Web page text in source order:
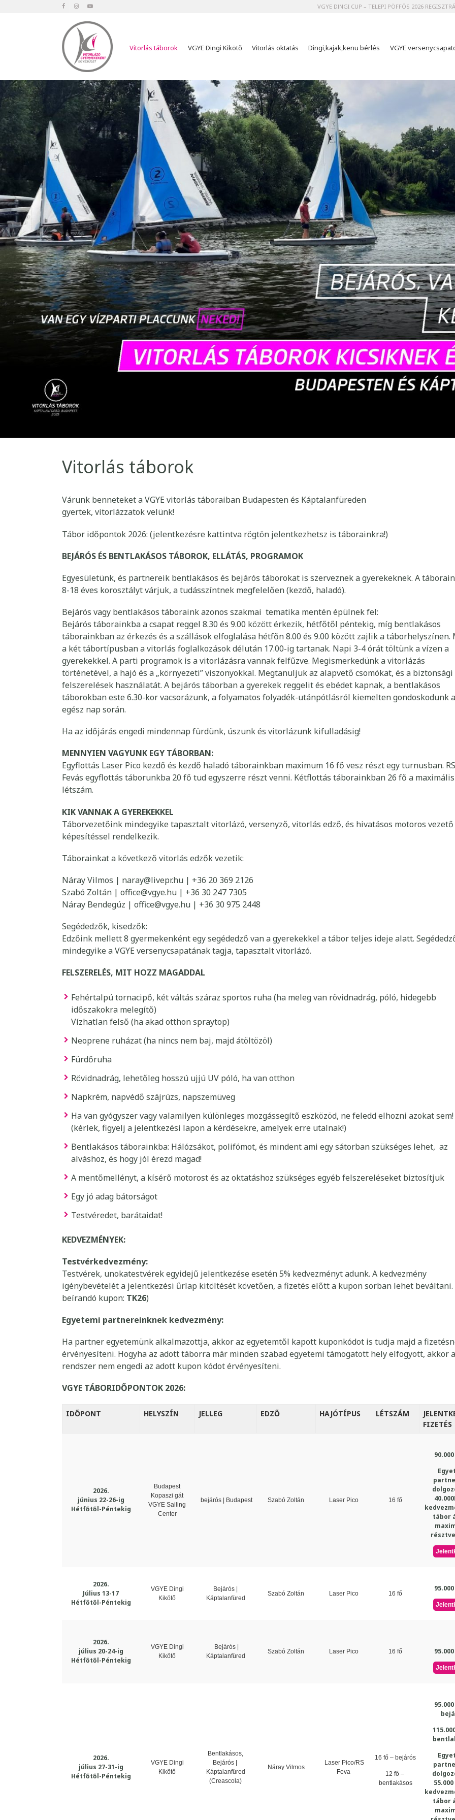
VGYE DINGI CUP – TELEPI PÖFFÖS 2026
Vitorlás táborok VGYE Dingi Kikötő Vitorlás oktatás Dingi,kajak,kenu bérlés VGYE
Vitorlás táborok
Várunk benneteket a VGYE vitorlás táboraiban Budapesten és Káptalanfüreden
gyertek, vitorlázzatok velünk!
Tábor időpontok 2026: (jelentkezésre kattintva rögtön jelentkezhetsz is táborainkra!)
BEJÁRÓS ÉS BENTLAKÁSOS TÁBOROK, ELLÁTÁS, PROGRAMOK
Egyesületünk, és partnereik bentlakásos és bejárós táborokat is szerveznek a gyerekeknek. A
8-18 éves korosztályt várjuk, a tudásszíntnek megfelelően (kezdő, haladó).
Bejárós vagy bentlakásos táboraink azonos szakmai tematika mentén épülnek fel:
Bejárós táborainkba a csapat reggel 8.30 és 9.00 között érkezik, hétfőtől péntekig, míg bentlakásos
táborainkban az érkezés és a szállások elfoglalása hétfőn 8.00 és 9.00 között zajlik a táborhelyszínen.
a két tábortípusban a vitorlás foglalkozások délután 17.00-ig tartanak. Napi 3-4 órát töltünk a vízen a
gyerekekkel. A parti programok is a vitorlázásra vannak felfűzve. Megismerkedünk a vitorlázás
történetével, a hajó és a „környezeti” viszonyokkal. Megtanuljuk az alapvető csomókat, és a biztonsági
felszerelések használatát. A bejárós táborban a gyerekek reggelit és ebédet kapnak, a bentlakásos
táborokban este 6.30-kor vacsorázunk, a folyamatos folyadék-utánpótlásról kiemelten gondoskodunk
egész nap során.
Ha az időjárás engedi mindennap fürdünk, úszunk és vitorlázunk kifulladásig!
MENNYIEN VAGYUNK EGY TÁBORBAN:
Egyflottás Laser Pico kezdő és kezdő haladó táborainkban maximum 16 fő vesz részt egy turnusban. RS
Fevás egyflottás táborunkba 20 fő tud egyszerre részt venni. Kétflottás táborainkban 26 fő a maximális
létszám.
KIK VANNAK A GYEREKEKKEL
Táborvezetőink mindegyike tapasztalt vitorlázó, versenyző, vitorlás edző, és hivatásos motoros vezető
képesítéssel rendelkezik.
Táborainkat a következő vitorlás edzők vezetik:
Náray Vilmos | naray@livepr.hu | +36 20 369 2126
Szabó Zoltán | office@vgye.hu | +36 30 247 7305
Náray Bendegúz | office@vgye.hu | +36 30 975 2448
Segédedzők, kisedzők:
Edzőink mellett 8 gyermekenként egy segédedző van a gyerekekkel a tábor teljes ideje alatt.
mindegyike a VGYE versenycsapatának tagja, tapasztalt vitorlázó.
FELSZERELÉS, MIT HOZZ MAGADDAL
Fehértalpú tornacipő, két váltás száraz sportos ruha (ha meleg van rövidnadrág, póló, hidegebb
időszakokra melegítő)
Vízhatlan felső (ha akad otthon spraytop)
Neoprene ruházat (ha nincs nem baj, majd átöltözöl)
Fürdőruha
Rövidnadrág, lehetőleg hosszú ujjú UV póló, ha van otthon
Napkrém, napvédő szájrúzs, napszemüveg
Ha van gyógyszer vagy valamilyen különleges mozgássegítő eszközöd, ne feledd elhozni azokat sem!
(kérlek, figyelj a jelentkezési lapon a kérdésekre, amelyek erre utalnak!)
Bentlakásos táborainkba: Hálózsákot, polifómot, és mindent ami egy sátorban szükséges lehet, az
alváshoz, és hogy jól érezd magad!
A mentőmellényt, a kísérő motorost és az oktatáshoz szükséges egyéb felszereléseket biztosítjuk
Egy jó adag bátorságot
Testvéredet, barátaidat!
KEDVEZMÉNYEK:
Testvérkedvezmény:
Testvérek, unokatestvérek egyidejű jelentkezése esetén 5% kedvezményt adunk. A kedvezmény
igénybevételét a jelentkezési űrlap kitöltését követően, a fizetés előtt a kupon sorban lehet beváltani.
beírandó kupon: TK26)
Egyetemi partnereinknek kedvezmény:
Ha partner egyetemünk alkalmazottja, akkor az egyetemtől kapott kuponkódot is tudja majd a
érvényesíteni. Hogyha az adott táborra már minden szabad egyetemi támogatott hely elfogyott, akkor a
rendszer nem engedi az adott kupon kódot érvényesíteni.
VGYE TÁBORIDŐPONTOK 2026:
IDŐPONT HELYSZÍN JELLEG EDZŐ HAJÓTÍPUS LÉTSZÁM
FIZETÉS
2026.
június 22-26-ig
Hétfőtől-Péntekig
Budapest
Kopaszi gát
VGYE Sailing
Center
bejárós | Budapest Szabó Zoltán Laser Pico 16 fő
tábor
2026.
Július 13-17
Hétfőtől-Péntekig
VGYE Dingi
Kikötő
Bejárós |
Káptalanfüred
Szabó Zoltán Laser Pico 16 fő
2026.
július 20-24-ig
Hétfőtől-Péntekig
VGYE Dingi
Kikötő
Bejárós |
Káptalanfüred
Szabó Zoltán Laser Pico 16 fő
2026.
július 27-31-ig
Hétfőtől-Péntekig
VGYE Dingi
Kikötő
Bentlakásos,
Bejárós |
Káptalanfüred
(Creascola)
Náray Vilmos
Laser Pico/RS
Feva
16 fő – bejárós
12 fő –
bentlakásos
tábor